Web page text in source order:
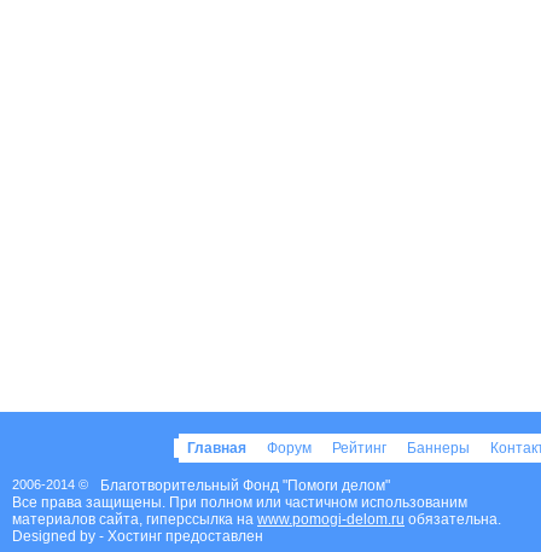
Главная Форум Рейтинг Баннеры
2006-2014 ©
Благотворительный Фонд "Помоги делом"
Все права защищены. При полном или частичном использованим
материалов сайта, гиперссылка на www.pomogi-delom.ru обязательна.
Designed by - Хостинг предоставлен